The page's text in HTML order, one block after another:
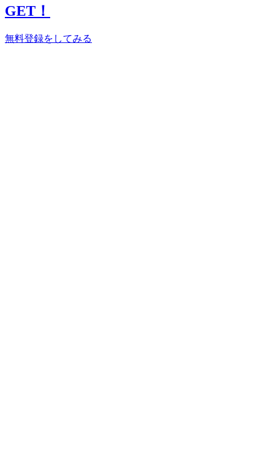
GET！
無料登録をしてみる